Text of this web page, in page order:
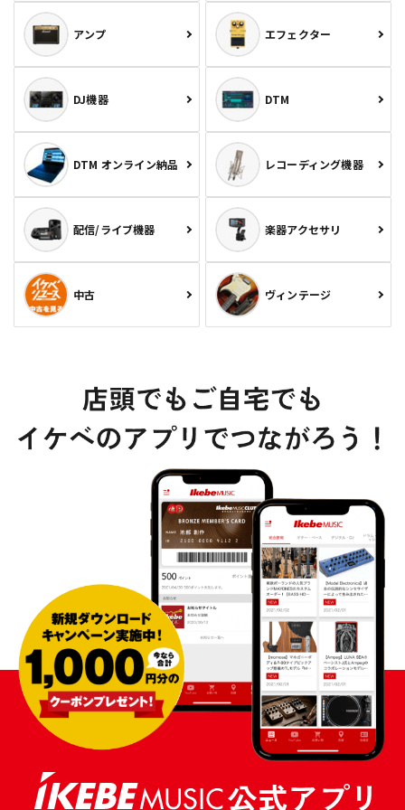
アンプ エフェクター
DJ機器 DTM
DTM オンライン納品 レコーディング機器
配信/ライブ機器 楽器アクセサリ
中古 ヴィンテージ